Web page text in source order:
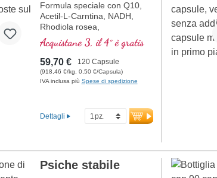
Formula speciale con Q10,
Acetil-L-Carntina, NADH,
Rhodiola rosea,
Fosfatidilserina, Glutatione,
Cordyceps e rame, che
contribuisce al normale
metabolismo di energia (sotto
forma di ATP nella catena
Acquistane 3, il 4° è gratis
59,70 € 120 Capsule
(918,46 €/kg, 0,50 €/Capsula)
IVA inclusa più Spese di spedizione
Dettagli
Psiche stabile